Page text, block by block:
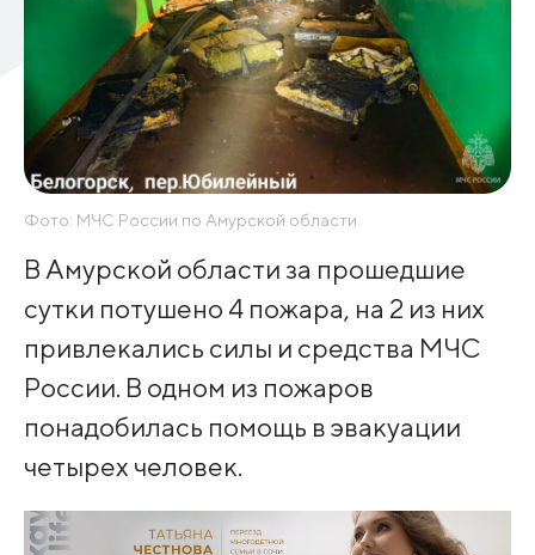
Фото: МЧС России по Амурской области
В Амурской области за прошедшие
сутки потушено 4 пожара, на 2 из них
привлекались силы и средства МЧС
России. В одном из пожаров
понадобилась помощь в эвакуации
четырех человек.